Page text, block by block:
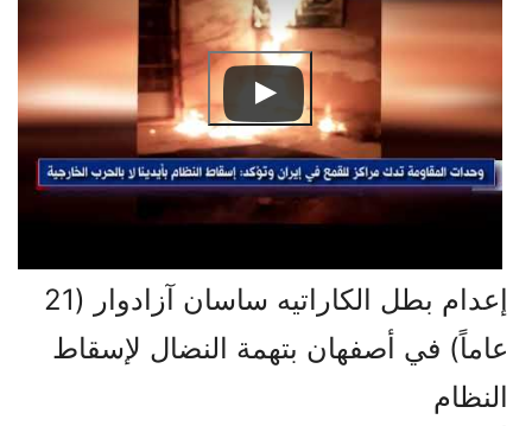
إعدام بطل الكاراتيه ساسان آزادوار (21
عاماً) في أصفهان بتهمة النضال لإسقاط
النظام